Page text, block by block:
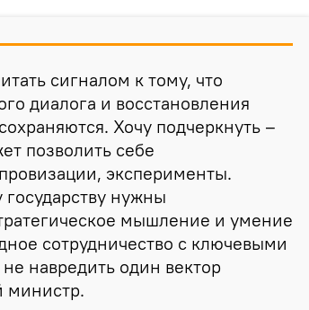
сигналом к тому, что
диалога и восстановления
Хочу подчеркнуть –
позволить себе
эксперименты.
нужны
мышление и умение
сотрудничество с ключевыми
навредить один вектор
министр.